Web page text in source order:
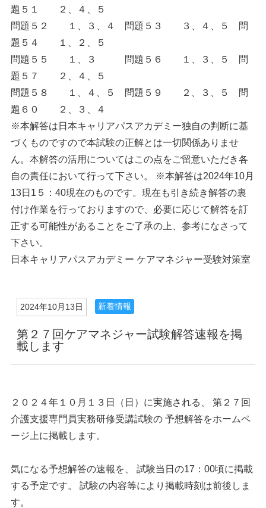
題５１ ２、４、５
問題５２ １、３、４ 問題５３ ３、４、５ 問
題５４ １、２、５
問題５５ １、３ 問題５６ １、３、５ 問
題５７ ２、４、５
問題５８ １、４、５ 問題５９ ２、３、５ 問
題６０ ２、３、４
※本解答は日本キャリアパスアカデミー独自の判断に基
づくものですので本試験の正解とは一切関係ありませ
ん。本解答の活用についてはこの点をご留意いただき各
自の責任において行って下さい。 ※本解答は2024年10月
13日1５：40現在のものです。現在も引き続き解答の裏
付け作業を行っておりますので、必要に応じて解答を訂
正する可能性があることをご了承の上、参考になさって
下さい。
日本キャリアパスアカデミー ケアマネジャー受験対策室
2024年10月13日 新着情報
第２７回ケアマネジャー試験解答速報を掲
載します
２０２４年１０月１３日（日）に実施される、 第２７回
介護支援専門員実務研修受講試験の 予想解答をホームペ
ージ上に掲載します。
気になる予想解答の速報を、 試験当日の17：00頃に掲載
する予定です。 試験の内容等により掲載時刻は前後しま
す。